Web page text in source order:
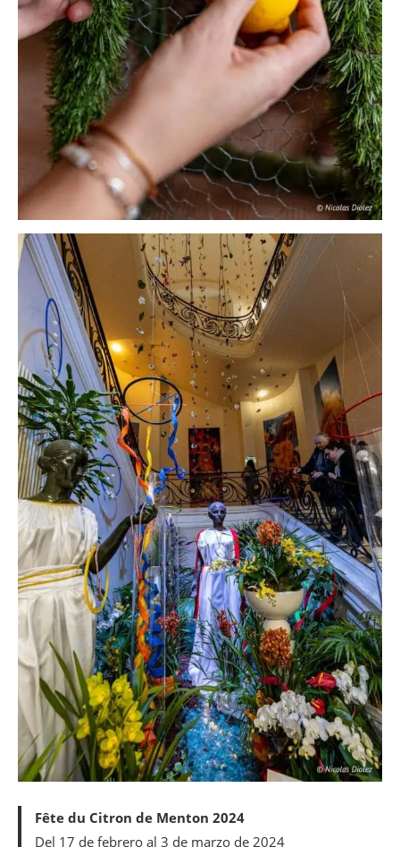
Fête du Citron de Menton 2024
Del 17 de febrero al 3 de marzo de 2024